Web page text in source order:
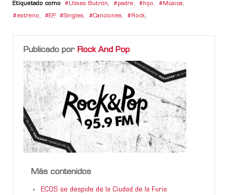
Etiquetado como Ulises Butrón, padre, hijo, Música,
estreno, EP, Singles, Canciones, Rock,
Publicado por Rock And Pop
Más contenidos
ECOS se despide de la Ciudad de la Furia